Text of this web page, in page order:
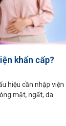
khẩn cấp?
hiệu cần nhập viện
mặt, ngất, da